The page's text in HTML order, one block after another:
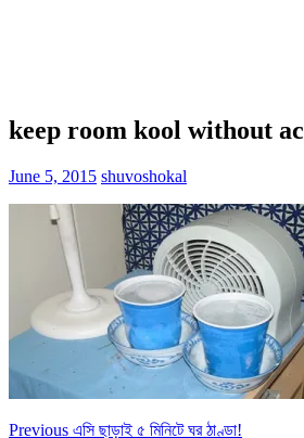
keep room kool without ac
June 5, 2015 shuvoshokal
Previous Previous
এসি ছাড়াই ৫ মিনিটে ঘর ঠাণ্ডা!